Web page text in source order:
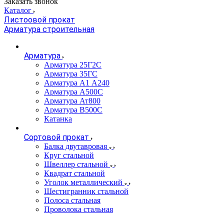
Каталог
Листоовой прокат
Арматура строительная
Арматура
Арматура 25Г2С
Арматура 35ГС
Арматура А1 А240
Арматура А500С
Арматура Ат800
Арматура В500С
Катанка
Сортовой прокат
Балка двутавровая
Круг стальной
Швеллер стальной
Квадрат стальной
Уголок металлический
Шестигранник стальной
Полоса стальная
Проволока стальная